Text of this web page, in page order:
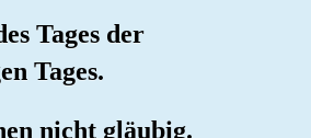
Tages der
Tages.
nicht gläubig.